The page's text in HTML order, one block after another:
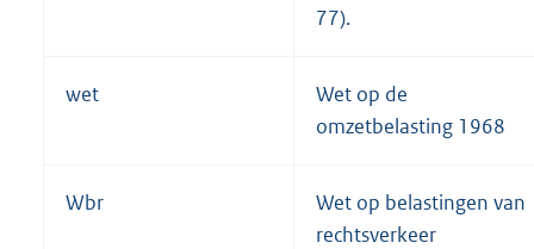
77).
wet
Wet op de
omzetbelasting 1968
Wbr
Wet op belastingen van
rechtsverkeer